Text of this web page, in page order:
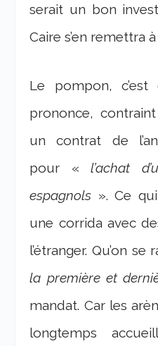
serait un bon
Caire s’en remettra
Le pompon,
prononce,
un contrat de
pour «l’achat
espagnols ». Ce
une corrida avec
l’étranger. Qu’on
la première et
mandat. Car les
longtemps